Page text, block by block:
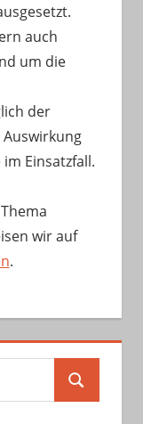
auch
um die
der
Einsatzfall.
wir auf
.
Suchen